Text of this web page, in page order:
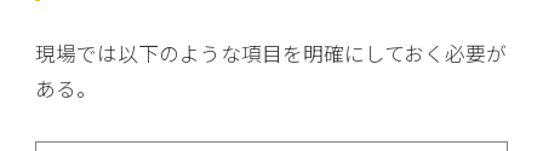
現場では以下のような項目を明確にしておく必要が
ある。